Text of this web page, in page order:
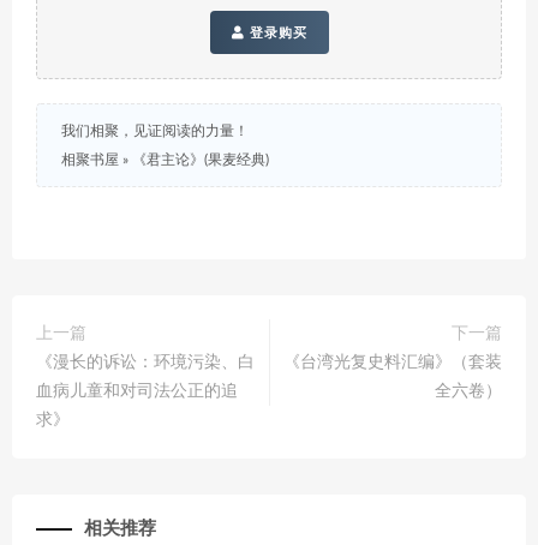
登录购买
我们相聚，见证阅读的力量！
相聚书屋 » 《君主论》(果麦经典)
上一篇
《漫长的诉讼：环境污染、白
血病儿童和对司法公正的追
求》
下一篇
《台湾光复史料汇编》（套装
全六卷）
相关推荐